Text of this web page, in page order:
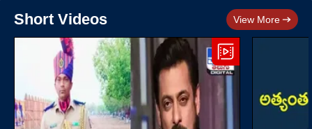
Short Videos View More